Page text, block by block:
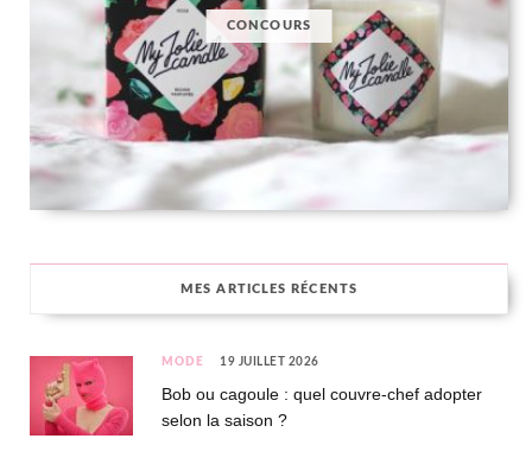
CONCOURS
MES ARTICLES RÉCENTS
MODE 19 JUILLET 2026
Bob ou cagoule : quel couvre-chef adopter
selon la saison ?